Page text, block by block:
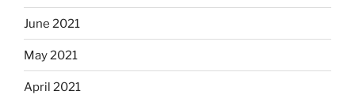
June 2021
May 2021
April 2021